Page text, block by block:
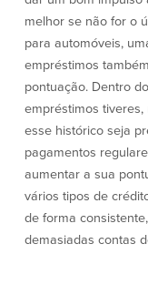
melhor se não for o
para automóveis,
empréstimos
pontuação. Dentro
empréstimos
esse histórico seja
pagamentos
aumentar a sua
vários tipos de
de forma
demasiadas contas